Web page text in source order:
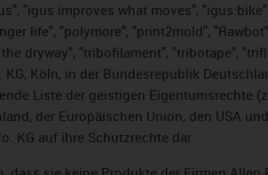
"igus improves what moves",
life", "polymore", "print2mold",
the dryway", "tribofilament", "tribotape",
Köln, in der Bundesrepublik
Liste der geistigen Eigentumsrechte
der Europäischen Union, den USA
KG auf ihre Schutzrechte dar.